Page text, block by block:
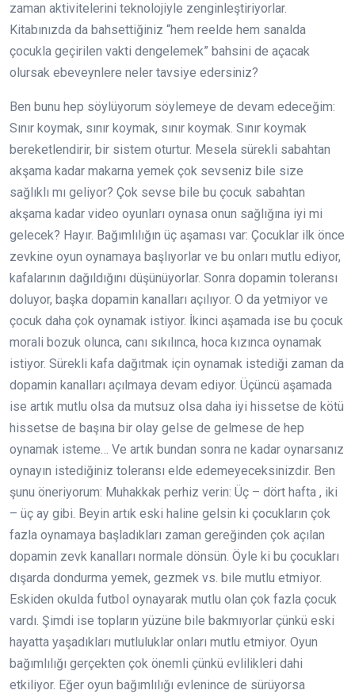
zaman aktivitelerini teknolojiyle zenginleştiriyorlar.
Kitabınızda da bahsettiğiniz “hem reelde hem sanalda
çocukla geçirilen vakti dengelemek” bahsini de açacak
olursak ebeveynlere neler tavsiye edersiniz?
Ben bunu hep söylüyorum söylemeye de devam edeceğim:
Sınır koymak, sınır koymak, sınır koymak. Sınır koymak
bereketlendirir, bir sistem oturtur. Mesela sürekli sabahtan
akşama kadar makarna yemek çok sevseniz bile size
sağlıklı mı geliyor? Çok sevse bile bu çocuk sabahtan
akşama kadar video oyunları oynasa onun sağlığına iyi mi
gelecek? Hayır. Bağımlılığın üç aşaması var: Çocuklar ilk önce
zevkine oyun oynamaya başlıyorlar ve bu onları mutlu ediyor,
kafalarının dağıldığını düşünüyorlar. Sonra dopamin toleransı
doluyor, başka dopamin kanalları açılıyor. O da yetmiyor ve
çocuk daha çok oynamak istiyor. İkinci aşamada ise bu çocuk
morali bozuk olunca, canı sıkılınca, hoca kızınca oynamak
istiyor. Sürekli kafa dağıtmak için oynamak istediği zaman da
dopamin kanalları açılmaya devam ediyor. Üçüncü aşamada
ise artık mutlu olsa da mutsuz olsa daha iyi hissetse de kötü
hissetse de başına bir olay gelse de gelmese de hep
oynamak isteme… Ve artık bundan sonra ne kadar oynarsanız
oynayın istediğiniz toleransı elde edemeyeceksinizdir. Ben
şunu öneriyorum: Muhakkak perhiz verin: Üç – dört hafta , iki
– üç ay gibi. Beyin artık eski haline gelsin ki çocukların çok
fazla oynamaya başladıkları zaman gereğinden çok açılan
dopamin zevk kanalları normale dönsün. Öyle ki bu çocukları
dışarda dondurma yemek, gezmek vs. bile mutlu etmiyor.
Eskiden okulda futbol oynayarak mutlu olan çok fazla çocuk
vardı. Şimdi ise topların yüzüne bile bakmıyorlar çünkü eski
hayatta yaşadıkları mutluluklar onları mutlu etmiyor. Oyun
bağımlılığı gerçekten çok önemli çünkü evlilikleri dahi
etkiliyor. Eğer oyun bağımlılığı evlenince de sürüyorsa